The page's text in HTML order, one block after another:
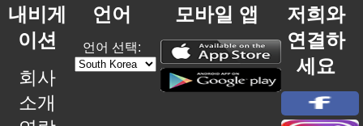
내비게
이션
회사
소개
언어
언어 선택:
모바일 앱
저희와
연결하
세요